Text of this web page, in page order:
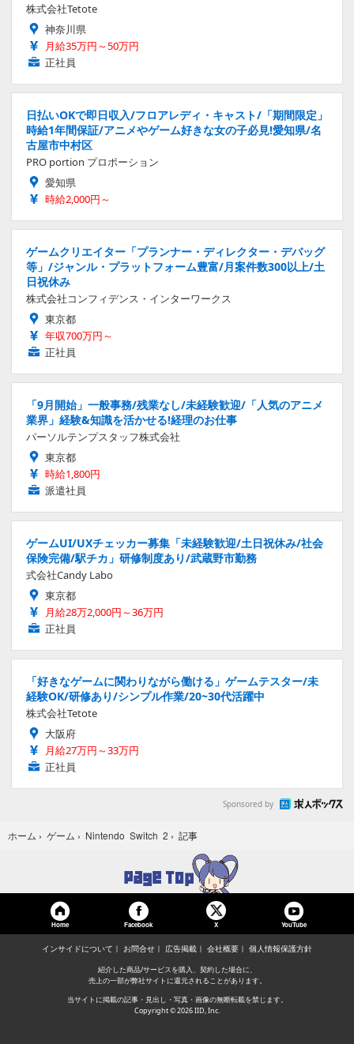
株式会社Tetote
神奈川県
月給35万円～50万円
正社員
日払いOKで即日収入/フロアレディ・キャスト/「期間限定」
時給1年間保証/アニメやゲーム好きな女の子必見!愛知県/名
古屋市中村区
PRO portion プロポーション
愛知県
時給2,000円～
ゲームクリエイター「プランナー・ディレクター・デバッグ
等」/ジャンル・プラットフォーム豊富/月案件数300以上/土
日祝休み
株式会社コンフィデンス・インターワークス
東京都
年収700万円～
正社員
「9月開始」一般事務/残業なし/未経験歓迎/「人気のアニメ
業界」経験&知識を活かせる!経理のお仕事
パーソルテンプスタッフ株式会社
東京都
時給1,800円
派遣社員
ゲームUI/UXチェッカー募集「未経験歓迎/土日祝休み/社会
保険完備/駅チカ」研修制度あり/武蔵野市勤務
式会社Candy Labo
東京都
月給28万2,000円～36万円
正社員
「好きなゲームに関わりながら働ける」ゲームテスター/未
経験OK/研修あり/シンプル作業/20~30代活躍中
株式会社Tetote
大阪府
月給27万円～33万円
正社員
Sponsored by
ホーム › ゲーム › Nintendo Switch 2 › 記事
Home Facebook X YouTube
インサイドについて お問合せ 広告掲載 会社概要 個人情報保護方針
紹介した商品/サービスを購入、契約した場合に、
売上の一部が弊社サイトに還元されることがあります。
当サイトに掲載の記事・見出し・写真・画像の無断転載を禁じます。
Copyright © 2026 IID, Inc.